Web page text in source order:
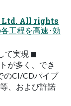
Ltd. All rights
工程を高速･効
て実現 ◼
が多く、でき
のCI/CDパイプ
、および許諾